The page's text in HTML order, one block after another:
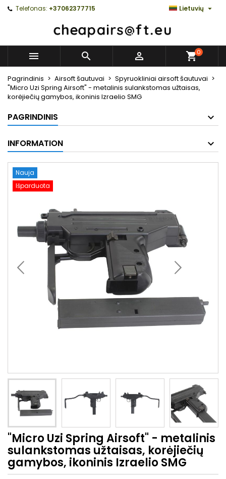
Telefonas: +37062377715 Lietuvių 
   0
Pagrindinis Airsoft šautuvai
Spyruokliniai airsoft šautuvai
"Micro Uzi Spring Airsoft" - metalinis sulankstomas užtaisas,
korėjiečių gamybos, ikoninis Izraelio SMG
PAGRINDINIS
INFORMATION
Nauja
Išparduota
"Micro Uzi Spring Airsoft" - metalinis
sulankstomas užtaisas, korėjiečių
gamybos, ikoninis Izraelio SMG